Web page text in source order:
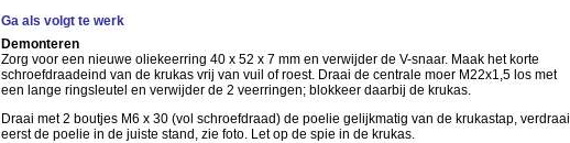
Ga als volgt te werk
Demonteren
Zorg voor een nieuwe oliekeerring 40 x 52 x 7 mm en verwijder de V-snaar. Maak het korte
schroefdraadeind van de krukas vrij van vuil of roest. Draai de centrale moer M22x1,5 los met
een lange ringsleutel en verwijder de 2 veerringen; blokkeer daarbij de krukas.
Draai met 2 boutjes M6 x 30 (vol schroefdraad) de poelie gelijkmatig van de krukastap, verdraai
eerst de poelie in de juiste stand, zie foto. Let op de spie in de krukas.